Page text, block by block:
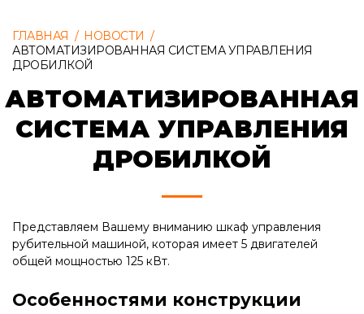
ГЛАВНАЯ / НОВОСТИ /
АВТОМАТИЗИРОВАННАЯ СИСТЕМА УПРАВЛЕНИЯ
ДРОБИЛКОЙ
АВТОМАТИЗИРОВАННАЯ
СИСТЕМА УПРАВЛЕНИЯ
ДРОБИЛКОЙ
Представляем Вашему вниманию шкаф управления
рубительной машиной, которая имеет 5 двигателей
общей мощностью 125 кВт.
Особенностями конструкции